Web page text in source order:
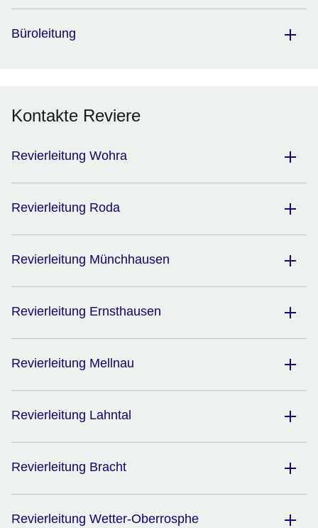
Büroleitung
Kontakte Reviere
Revierleitung Wohra
Revierleitung Roda
Revierleitung Münchhausen
Revierleitung Ernsthausen
Revierleitung Mellnau
Revierleitung Lahntal
Revierleitung Bracht
Revierleitung Wetter-Oberrosphe